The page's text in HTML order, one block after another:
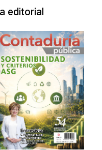
editorial
Revista de
Contaduría
Pública Agosto
2026
Sostenibilidad y
criterios ASG.
2026
$90.00